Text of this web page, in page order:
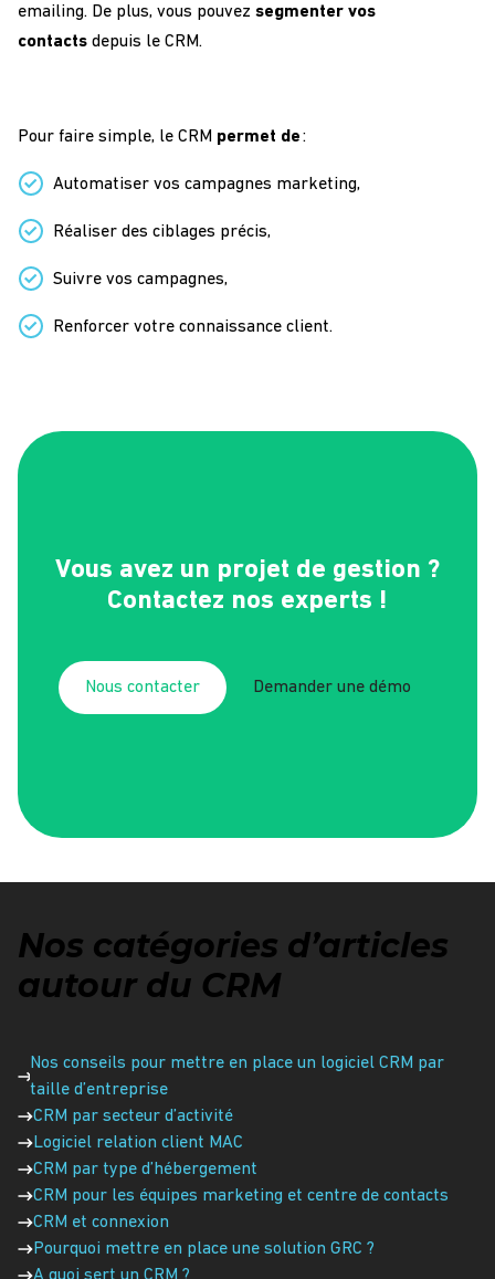
emailing. De plus, vous pouvez segmenter vos
contacts depuis le CRM.
Pour faire simple, le CRM permet de:
Automatiser vos campagnes marketing,
Réaliser des ciblages précis,
Suivre vos campagnes,
Renforcer votre connaissance client.
Vous avez un projet de gestion ?
Contactez nos experts !
Nous contacter Demander une démo
Nos catégories d’articles
autour du CRM
Nos conseils pour mettre en place un logiciel CRM par
taille d’entreprise
CRM par secteur d’activité
Logiciel relation client MAC
CRM par type d’hébergement
CRM pour les équipes marketing et centre de contacts
CRM et connexion
Pourquoi mettre en place une solution GRC ?
A quoi sert un CRM ?